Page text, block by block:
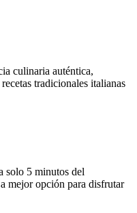
culinaria auténtica,
tradicionales italianas
solo 5 minutos del
mejor opción para disfrutar